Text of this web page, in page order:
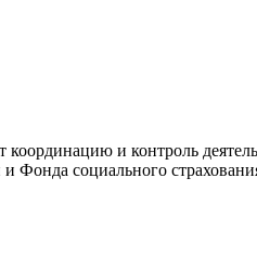
и контроль
Фонда социального